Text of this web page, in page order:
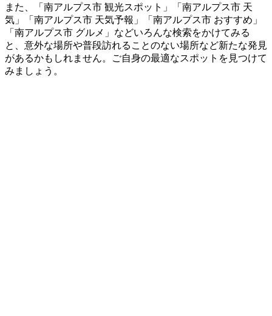
また、「南アルプス市 観光スポット」「南アルプス市 天
気」「南アルプス市 天気予報」「南アルプス市 おすすめ」
「南アルプス市 グルメ」などいろんな検索をかけてみる
と、意外な場所や普段訪れることのない場所など新たな発見
があるかもしれません。ご自身の最適なスポットを見つけて
みましょう。